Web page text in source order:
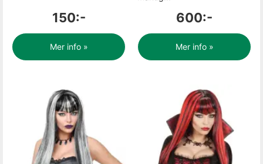
150:-
Mer info »
600:-
Mer info »